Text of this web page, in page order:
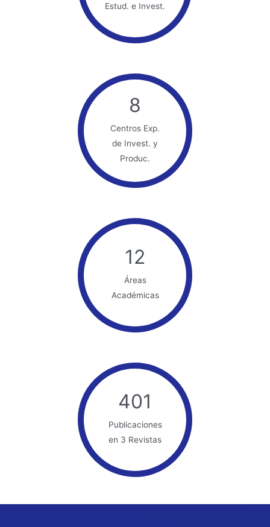
Estud. e Invest.
8
Centros Exp.
de Invest. y
Produc.
12
Áreas
Académicas
401
Publicaciones
en 3 Revistas